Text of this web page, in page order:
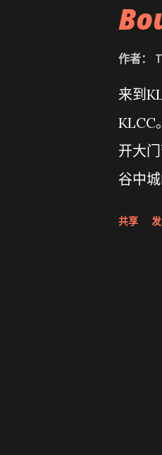
作者：
来到
KLCC
开大
谷中
共享